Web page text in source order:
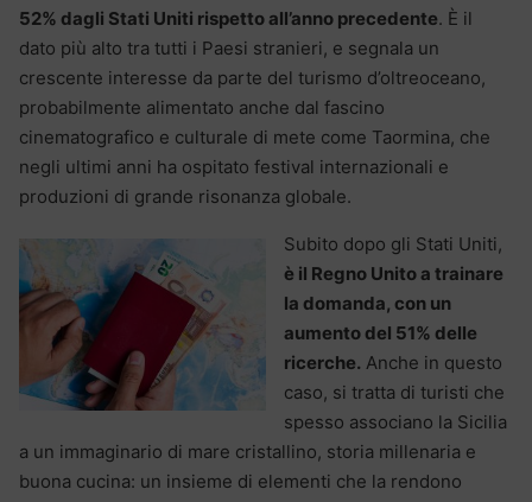
52% dagli Stati Uniti rispetto all’anno precedente. È il
dato più alto tra tutti i Paesi stranieri, e segnala un
crescente interesse da parte del turismo d’oltreoceano,
probabilmente alimentato anche dal fascino
cinematografico e culturale di mete come Taormina, che
negli ultimi anni ha ospitato festival internazionali e
produzioni di grande risonanza globale.
Subito dopo gli Stati Uniti,
è il Regno Unito a trainare
la domanda, con un
aumento del 51% delle
ricerche. Anche in questo
caso, si tratta di turisti che
spesso associano la Sicilia
a un immaginario di mare cristallino, storia millenaria e
buona cucina: un insieme di elementi che la rendono